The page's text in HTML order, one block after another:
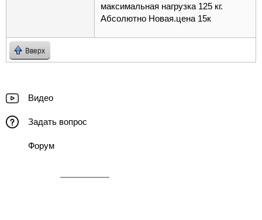
максимальная нагрузка 125 кг.
Абсолютно Новая.цена 15к
Вверх
Видео
Задать вопрос
Форум